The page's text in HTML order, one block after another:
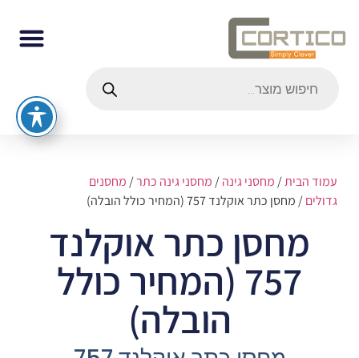
עמוד הבית/מחסני גינה/מחסני גינה כתר/מחסנים
גדולים/ מחסן כתר אוקלנד 757 (המחיר כולל הובלה)
מחסן כתר אוקלנד
757 (המחיר כולל
הובלה)